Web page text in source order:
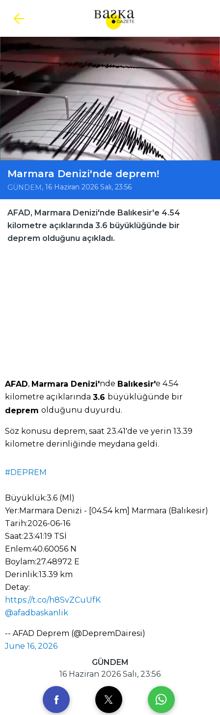
Marmara Denizi'nde deprem!
GÜNDEM , 16 Haziran 2026 Salı, 23:56
AFAD, Marmara Denizi'nde Balıkesir'e 4.54
kilometre açıklarında 3.6 büyüklüğünde bir
deprem olduğunu açıkladı.
AFAD, Marmara Denizi'nde Balıkesir'e 4.54
kilometre açıklarında 3.6 büyüklüğünde bir
deprem olduğunu duyurdu.
Söz konusu deprem, saat 23.41'de ve yerin 13.39
kilometre derinliğinde meydana geldi.
#DEPREM
Büyüklük:3.6 (Ml)
Yer:Marmara Denizi - [04.54 km] Marmara (Balıkesir)
Tarih:2026-06-16
Saat:23:41:19 TSİ
Enlem:40.60056 N
Boylam:27.48972 E
Derinlik:13.39 km
Detay:
https://t.co/h8SvZCuUfK
@afadbaskanlik
-- AFAD Deprem (@DepremDairesi)
June 16, 2026
GÜNDEM
16 Haziran 2026 Salı, 23:56